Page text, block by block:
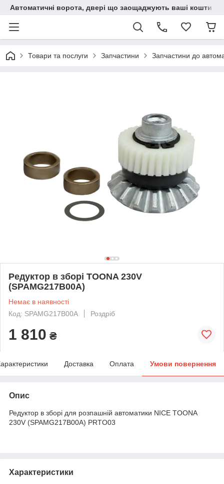
Автоматичні ворота, двері що заощаджують ваші кошти
Товари та послуги Запчастини Запчастини до
Редуктор в зборі TOONA 230V
(SPAMG217B00A)
Немає в наявності
Код: SPAMG217B00A
Роздріб
1 810 ₴
Доставка Оплата Умови повернення
Опис
Редуктор в зборі для розпашній автоматики NICE TOONA
230V (SPAMG217B00A) PRTO03
Характеристики